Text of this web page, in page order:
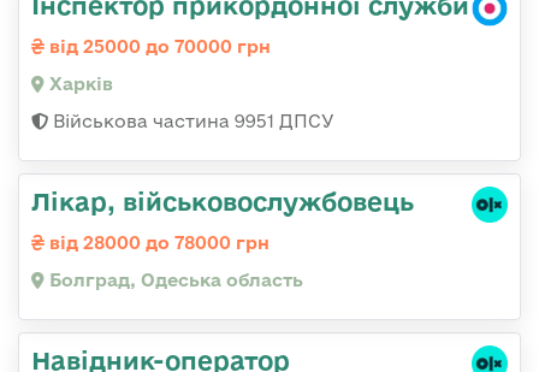
від 25000 до 70000 грн
Харків
Військова частина 9951 ДПСУ
Лікар, військовослужбовець
від 28000 до 78000 грн
Болград, Одеська область
Навідник-оператор